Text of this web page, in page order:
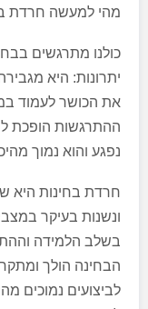
מהי למעשה חרדת
כולנו מתרגשים
יתרונות: היא
את הכושר לעמוד
ההתרגשות הופכת
נפגע והוא נמוך
חרדת בחינות היא
ונשנות בעיקר
בשלב הלמידה
הבחינה הולך
לביצועים נמוכים